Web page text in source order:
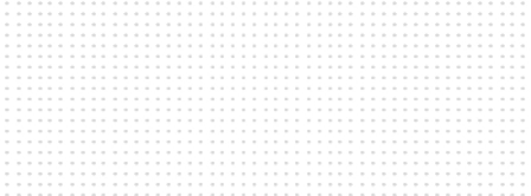
Bokningsförfrågan Fler frågor